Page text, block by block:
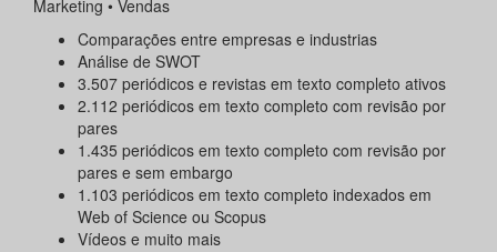
Marketing • Vendas
Comparações entre empresas e industrias
Análise de SWOT
3.507 periódicos e revistas em texto completo ativos
2.112 periódicos em texto completo com revisão por
pares
1.435 periódicos em texto completo com revisão por
pares e sem embargo
1.103 periódicos em texto completo indexados em
Web of Science ou Scopus
Vídeos e muito mais